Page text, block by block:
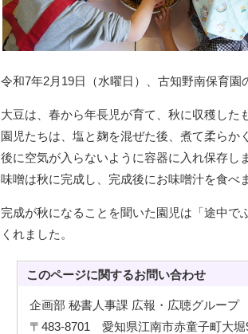
令和7年2月19日（水曜日）、古知野南保育園
大豆は、春から年長児が育て、秋に収穫した
園児たちは、塩と麹を混ぜた後、煮て柔ら
後に空気が入らないように容器に入れ保存し
味噌は秋に完成し、完成後にお味噌汁を食べ
完成が秋になることを聞いた園児は「途中で
くれました。
このページに関するお問い合わせ
企画部 秘書人事課 広報・広聴グループ
〒483-8701 愛知県江南市赤童子町大堀